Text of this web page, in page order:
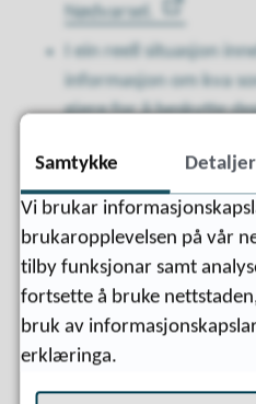
Nødvarsel.
I ein reell situasjon
informasjon om kva
gjere for å beskytte
På sivilforsvaret.no finn
varslingsanlegga
Samtykke Detaljer
Vi brukar
brukaropplevelsen på vår
tilby funksjonar samt
fortsette å bruke
bruk av
erklæringa.